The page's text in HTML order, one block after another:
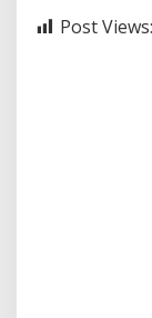
Post Views: